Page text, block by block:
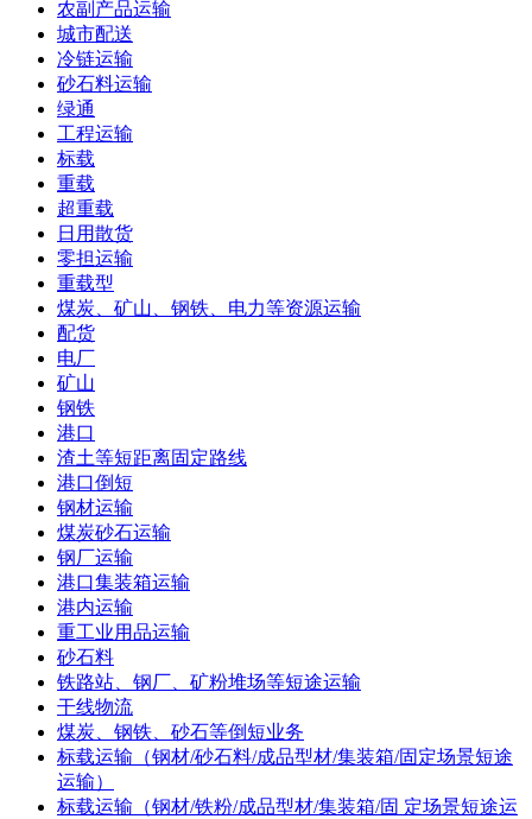
农副产品运输
城市配送
冷链运输
砂石料运输
绿通
工程运输
标载
重载
超重载
日用散货
零担运输
重载型
煤炭、矿山、钢铁、电力等资源运输
配货
电厂
矿山
钢铁
港口
渣土等短距离固定路线
港口倒短
钢材运输
煤炭砂石运输
钢厂运输
港口集装箱运输
港内运输
重工业用品运输
砂石料
铁路站、钢厂、矿粉堆场等短途运输
干线物流
煤炭、钢铁、砂石等倒短业务
标载运输（钢材/砂石料/成品型材/集装箱/固定场景短途
运输）
标载运输（钢材/铁粉/成品型材/集装箱/固 定场景短途运